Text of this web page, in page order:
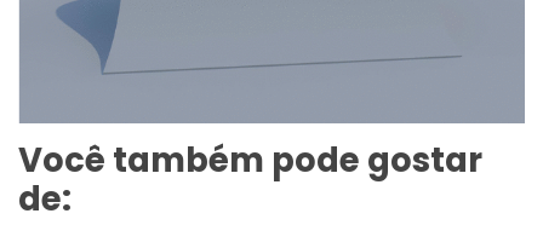
Você também pode gostar
de: